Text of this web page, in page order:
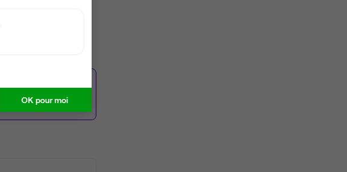
Dispo
OK pour moi